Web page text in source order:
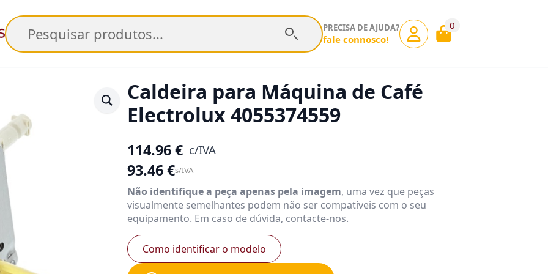
Pesquisar PRECISA DE AJUDA?
fale connosco!
0
Caldeira para Máquina de Café
Electrolux 4055374559
114.96€ c/IVA
93.46€s/IVA
Não identifique a peça apenas pela imagem, uma vez que peças
visualmente semelhantes podem não ser compatíveis com o seu
equipamento. Em caso de dúvida, contacte-nos.
Como identificar o modelo